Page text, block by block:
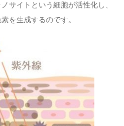
サイトという細胞が活性化し、
を生成するのです。